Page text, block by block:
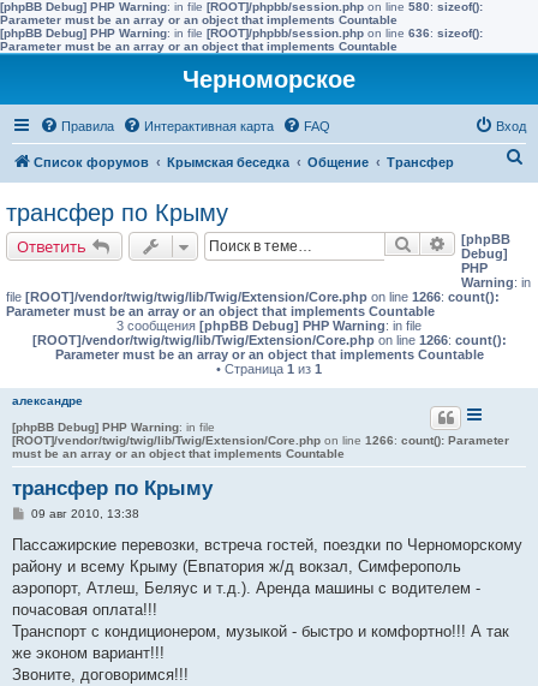
[phpBB Debug] PHP Warning: in file [ROOT]/phpbb/session.php on line 580: sizeof():
Parameter must be an array or an object that implements Countable
[phpBB Debug] PHP Warning: in file [ROOT]/phpbb/session.php on line 636: sizeof():
Parameter must be an array or an object that implements Countable
Черноморское
Правила Интерактивная карта FAQ Вход
Список форумов Крымская беседка Общение Трансфер
трансфер по Крыму
Ответить Поиск
[phpBB
Debug]
PHP
Warning: in
file [ROOT]/vendor/twig/twig/lib/Twig/Extension/Core.php on line 1266: count():
Parameter must be an array or an object that implements Countable
3 сообщения [phpBB Debug] PHP Warning: in file
[ROOT]/vendor/twig/twig/lib/Twig/Extension/Core.phpon line 1266: count():
Parameter must be an array or an object that implements Countable
• Страница 1 из 1
александре
[phpBB Debug] PHP Warning: in file
[ROOT]/vendor/twig/twig/lib/Twig/Extension/Core.php on line 1266: count(): Parameter
must be an array or an object that implements Countable
трансфер по Крыму
С
о
щ
е
н
и
е
09 авг 2010, 13:38
Пассажирские перевозки, встреча гостей, поездки по Черноморскому
району и всему Крыму (Евпатория ж/д вокзал, Cимферополь
аэропорт, Атлеш, Беляус и т.д.). Аренда машины с водителем -
почасовая оплата!!!
Транспорт с кондиционером, музыкой - быстро и комфортно!!! А так
же эконом вариант!!!
Звоните, договоримся!!!